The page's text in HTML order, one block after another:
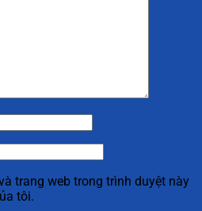
trang web trong trình duyệt này
tôi.